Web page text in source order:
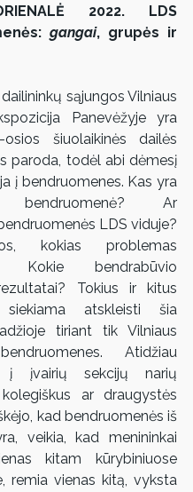
2022. LDS
gangai, grupės ir
sąjungos Vilniaus
Panevėžyje yra
osios šiuolaikinės dailės
paroda, todėl abi dėmesį
į bendruomenes. Kas yra
bendruomenė? Ar
LDS viduje?
kokias problemas
Kokie bendrabūvio
Tokius ir kitus
siekiama atskleisti šia
tiriant tik Vilniaus
Atidžiau
į įvairių sekcijų narių
kolegiškus ar draugystės
kad bendruomenės iš
veikia, kad menininkai
kitam kūrybiniuose
remia vienas kitą, vyksta